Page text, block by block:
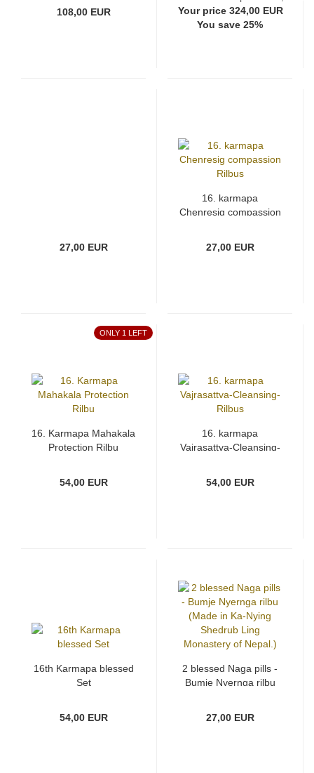
108,00 EUR
Your price 324,00 EUR
You save 25%
27,00 EUR
16. karmapa
Chenresig compassion
27,00 EUR
ONLY 1 LEFT
16. Karmapa Mahakala
Protection Rilbu
54,00 EUR
16. karmapa
Vajrasattva-Cleansing-
54,00 EUR
16th Karmapa blessed
Set
54,00 EUR
2 blessed Naga pills -
Bumje Nyernga rilbu
Monastery of Nepal.)
27,00 EUR